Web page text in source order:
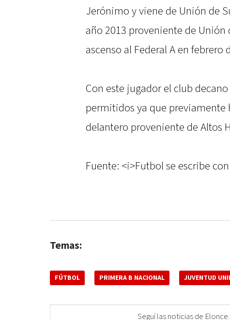
Jerónimo y viene de Unión de
año 2013 proveniente de
ascenso al Federal A en febrero
Con este jugador el club
permitidos ya que previamente
delantero proveniente de Altos
Fuente: <i>Futbol se escribe
Temas:
FÚTBOL PRIMERA B NACIONAL JUVENTUD
Seguí las noticias de